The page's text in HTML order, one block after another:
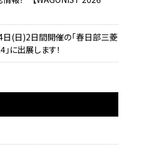
日(日)2日間開催の「春日部三菱
に出展します！